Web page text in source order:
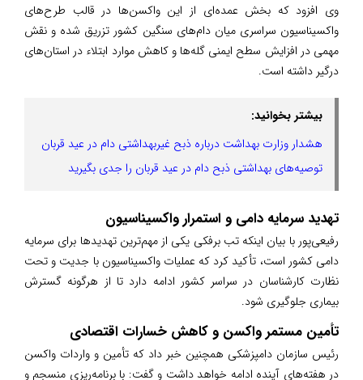
وی افزود که بخش عمده‌ای از این واکسن‌ها در قالب طرح‌های
واکسیناسیون سراسری میان دام‌های سنگین کشور تزریق شده و نقش
مهمی در افزایش سطح ایمنی گله‌ها و کاهش موارد ابتلاء در استان‌های
درگیر داشته است.
بیشتر بخوانید:
هشدار وزارت بهداشت درباره ذبح غیربهداشتی دام در عید قربان
توصیه‌های بهداشتی ذبح دام در عید قربان را جدی بگیرید
تهدید سرمایه دامی و استمرار واکسیناسیون
رفیعی‌پور با بیان اینکه تب برفکی یکی از مهم‌ترین تهدیدها برای سرمایه
دامی کشور است، تأکید کرد که عملیات واکسیناسیون با جدیت و تحت
نظارت کارشناسان در سراسر کشور ادامه دارد تا از هرگونه گسترش
بیماری جلوگیری شود.
تأمین مستمر واکسن و کاهش خسارات اقتصادی
رئیس سازمان دامپزشکی همچنین خبر داد که تأمین و واردات واکسن
در هفته‌های آینده ادامه خواهد داشت و گفت: با برنامه‌ریزی منسجم و